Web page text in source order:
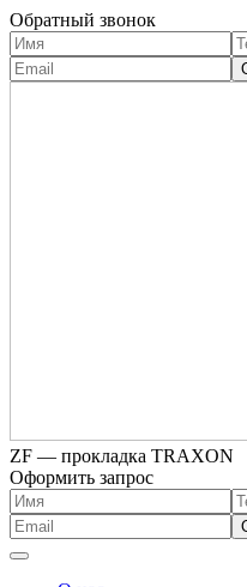
Обратный звонок
ZF — прокладка TRAXON
Оформить запрос